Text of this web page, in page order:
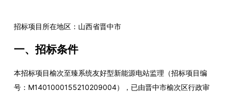
招标项目所在地区： 山西省晋中市
一、招标条件
本招标项目榆次至臻系统友好型新能源电站监理 （招标项目编
号 ： M1401000155210209004），已由晋中市榆次区行政审